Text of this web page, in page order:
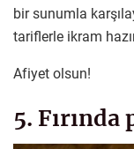
bir sunumla
tariflerle ikram
Afiyet olsun!
5.